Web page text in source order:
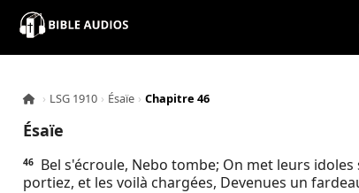
×
Audio
Bible
› LSG 1910 › Ésaïe › Chapitre 46
Ésaïe
46
Bel s'écroule, Nebo tombe; On met leurs
portiez, et les voilà chargées, Devenues un